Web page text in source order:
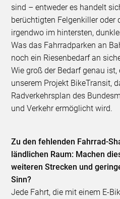
sind – entweder es handelt
berüchtigten Felgenkiller oder
irgendwo im hintersten,
Was das Fahrradparken an
noch ein Riesenbedarf an
Wie groß der Bedarf genau
unserem Projekt BikeTransit,
Radverkehrsplan des
und Verkehr ermöglicht wird.
Zu den fehlenden Fahrrad-
ländlichen Raum: Machen
weiteren Strecken und
Sinn?
Jede Fahrt, die mit einem E-